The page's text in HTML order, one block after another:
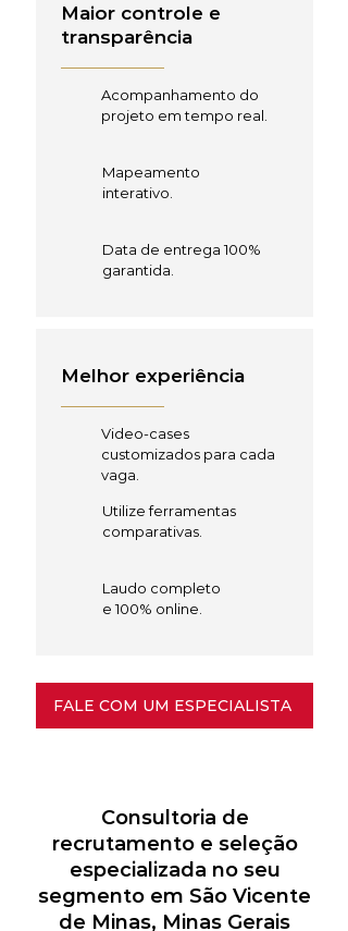
Maior controle e
transparência
Acompanhamento do
projeto em tempo real.
Mapeamento
interativo.
Data de entrega 100%
garantida.
Melhor experiência
Video-cases
customizados para cada
vaga.
Utilize ferramentas
comparativas.
Laudo completo
e 100% online.
FALE COM UM ESPECIALISTA
Consultoria de
recrutamento e seleção
especializada no seu
segmento em São Vicente
de Minas, Minas Gerais